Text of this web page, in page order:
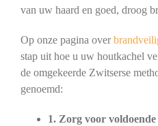
van uw haard en goed, droog
Op onze pagina over
stap uit hoe u uw houtkachel
de omgekeerde Zwitserse
genoemd:
1. Zorg voor